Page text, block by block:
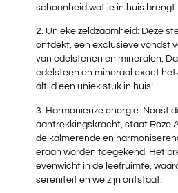
schoonheid wat je in huis brengt.
2. Unieke zeldzaamheid: Deze
ontdekt, een exclusieve vondst
van edelstenen en mineralen.
edelsteen en mineraal exact
áltijd een uniek stuk in huis!
3. Harmonieuze energie: Naast
aantrekkingskracht, staat Roze
de kalmerende en
eraan worden toegekend. Het
evenwicht in de leefruimte,
sereniteit en welzijn ontstaat.